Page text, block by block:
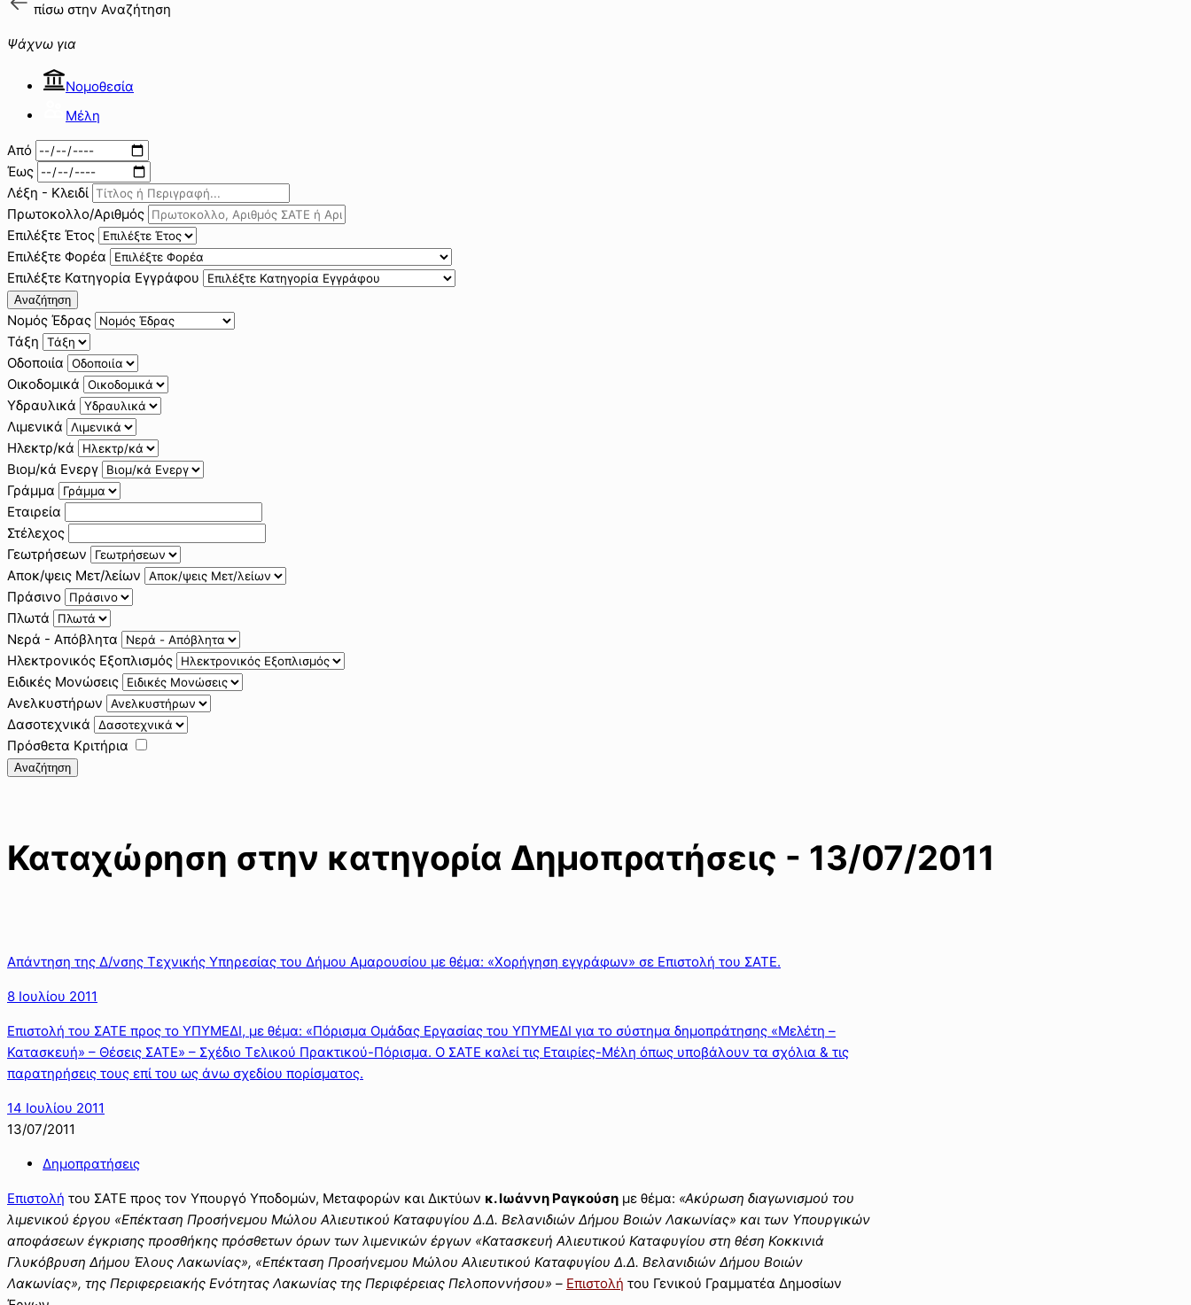
πίσω στην Αναζήτηση
Ψάχνω για
Νομοθεσία
Μέλη
Από
Έως
Λέξη - Κλειδί
Πρωτοκολλο/Αριθμός
Επιλέξτε Έτος
Επιλέξτε Φορέα
Επιλέξτε Κατηγορία Εγγράφου
Αναζήτηση
Νομός Έδρας
Τάξη
Οδοποιία
Οικοδομικά
Υδραυλικά
Λιμενικά
Ηλεκτρ/κά
Βιομ/κά Ενεργ
Γράμμα
Εταιρεία
Στέλεχος
Γεωτρήσεων
Αποκ/ψεις Μετ/λείων
Πράσινο
Πλωτά
Νερά - Απόβλητα
Ηλεκτρονικός Εξοπλισμός
Ειδικές Μονώσεις
Ανελκυστήρων
Δασοτεχνικά
Πρόσθετα Κριτήρια
Αναζήτηση
Καταχώρηση στην κατηγορία Δημοπρατήσεις - 13/07/2011
Απάντηση της Δ/νσης Τεχνικής Υπηρεσίας του Δήμου Αμαρουσίου με θέμα: «Χορήγηση εγγράφων» σε Επιστολή του ΣΑΤΕ.
8 Ιουλίου 2011
Επιστολή του ΣΑΤΕ προς το ΥΠΥΜΕΔΙ, με θέμα: «Πόρισμα Ομάδας Εργασίας του ΥΠΥΜΕΔΙ για το σύστημα δημοπράτησης «Μελέτη –
Κατασκευή» – Θέσεις ΣΑΤΕ» – Σχέδιο Τελικού Πρακτικού-Πόρισμα. Ο ΣΑΤΕ καλεί τις Εταιρίες-Μέλη όπως υποβάλουν τα σχόλια & τις
παρατηρήσεις τους επί του ως άνω σχεδίου πορίσματος.
14 Ιουλίου 2011
13/07/2011
Δημοπρατήσεις
Επιστολή του ΣΑΤΕ προς τον Υπουργό Υποδομών, Μεταφορών και Δικτύων κ. Ιωάννη Ραγκούση με θέμα: «Ακύρωση διαγωνισμού του
λιμενικού έργου «Επέκταση Προσήνεμου Μώλου Αλιευτικού Καταφυγίου Δ.Δ. Βελανιδιών Δήμου Βοιών Λακωνίας» και των Υπουργικών
αποφάσεων έγκρισης προσθήκης πρόσθετων όρων των λιμενικών έργων «Κατασκευή Αλιευτικού Καταφυγίου στη θέση Κοκκινιά
Γλυκόβρυση Δήμου Έλους Λακωνίας», «Επέκταση Προσήνεμου Μώλου Αλιευτικού Καταφυγίου Δ.Δ. Βελανιδιών Δήμου Βοιών
Λακωνίας», της Περιφερειακής Ενότητας Λακωνίας της Περιφέρειας Πελοποννήσου» – Επιστολή του Γενικού Γραμματέα Δημοσίων